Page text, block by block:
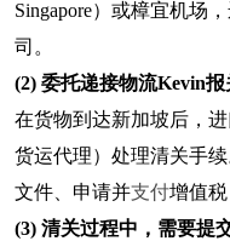
Singapore）或樟宜机场
司。
(2) 委托递接物流Kevin报
在货物到达新加坡后，
货运代理）处理清关手
文件、申请并支付增值税
(3) 清关过程中，需要提